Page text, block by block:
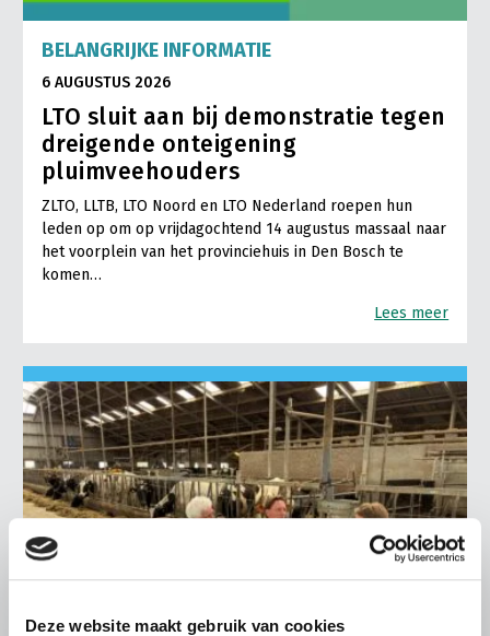
Deze website maakt gebruik van cookies
BELANGRIJKE INFORMATIE
6 AUGUSTUS 2026
LTO sluit aan bij demonstratie tegen
dreigende onteigening
pluimveehouders
ZLTO, LLTB, LTO Noord en LTO Nederland roepen hun
leden op om op vrijdagochtend 14 augustus massaal naar
het voorplein van het provinciehuis in Den Bosch te
komen…
Lees meer